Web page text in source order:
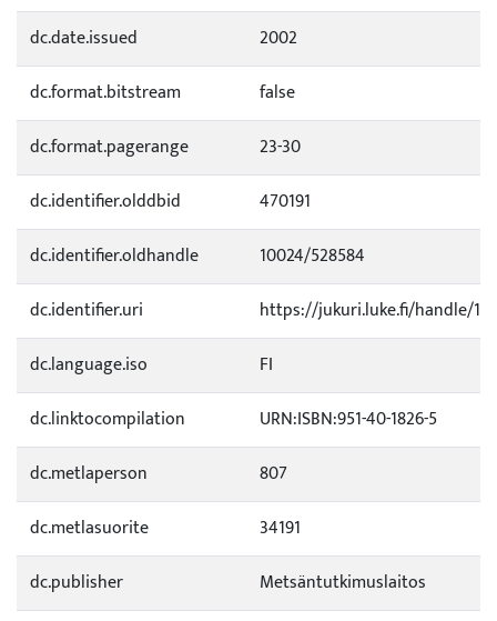
dc.date.issued
2002
dc.format.bitstream
false
dc.format.pagerange
23-30
dc.identifier.olddbid
470191
dc.identifier.oldhandle
10024/528584
dc.identifier.uri
https://jukuri.luke.fi/handle/
dc.language.iso
FI
dc.linktocompilation
URN:ISBN:951-40-1826-5
dc.metlaperson
807
dc.metlasuorite
34191
dc.publisher
Metsäntutkimuslaitos